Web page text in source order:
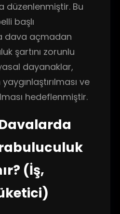
düzenlenmiştir. Bu
başlı
dava açmadan
şartını zorunlu
dayanaklar,
ve
hedeflenmiştir.
(İş,